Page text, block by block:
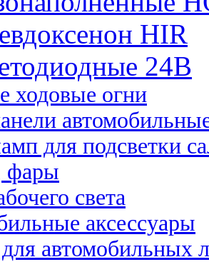
HIR
24B
ходовые огни
для подсветки
фары
света
аксессуары
автомобильных